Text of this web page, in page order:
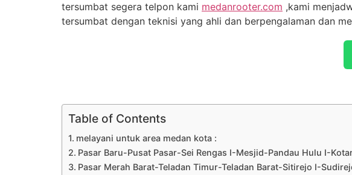
tersumbat segera telpon kami medanrooter.com ,kami
tersumbat dengan teknisi yang ahli dan berpengalaman dan
Table of Contents
melayani untuk area medan kota :
Pasar Baru-Pusat Pasar-Sei Rengas I-Mesjid-Pandau Hulu I-
Pasar Merah Barat-Teladan Timur-Teladan Barat-Sitirejo I-